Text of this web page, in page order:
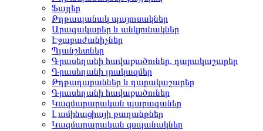
Ֆայլեր
Թղթապանակ պայուսակներ
Արագակարեր և անկյունակներ
Էջաբաժանիչներ
Պլանշետներ
Գրասեղանի հավաքածուներ, դարակաշարեր
Գրասեղանի լրակազմեր
Թղթադարաններ և դարակաշարեր
Գրասեղանի հավաքածուներ
Կազմարարական պարագաներ
Լամինացիայի թաղանթներ
Կազմարարական զսպանակներ